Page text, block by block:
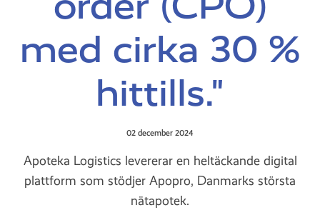
med cirka 30 %
hittills."
02 december 2024
Apoteka Logistics levererar en heltäckande digital
plattform som stödjer Apopro, Danmarks största
nätapotek.